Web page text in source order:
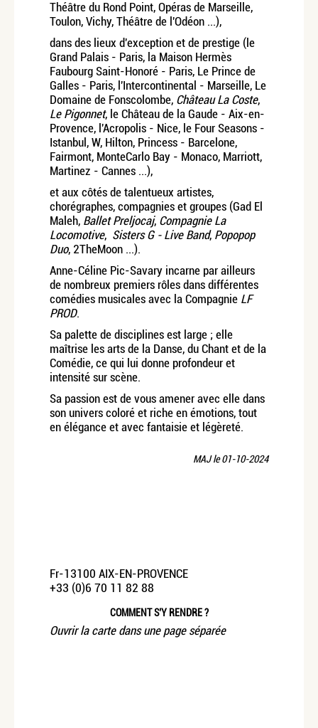
Théâtre du Rond Point, Opéras de Marseille,
Toulon, Vichy, Théâtre de l'Odéon ...),
dans des lieux d'exception et de prestige (le
Grand Palais - Paris, la Maison Hermès
Faubourg Saint-Honoré - Paris, Le Prince de
Galles - Paris, l'Intercontinental - Marseille, Le
Domaine de Fonscolombe, Château La Coste,
Le Pigonnet, le Château de la Gaude - Aix-en-
Provence, l'Acropolis - Nice, le Four Seasons -
Istanbul, W, Hilton, Princess - Barcelone,
Fairmont, MonteCarlo Bay - Monaco, Marriott,
Martinez - Cannes ...),
et aux côtés de talentueux artistes,
chorégraphes, compagnies et groupes (Gad El
Maleh, Ballet Preljocaj, Compagnie La
Locomotive, Sisters G - Live Band, Popopop
Duo, 2TheMoon ...).
Anne-Céline Pic-Savary incarne par ailleurs
de nombreux premiers rôles dans différentes
comédies musicales avec la Compagnie LF
PROD.
Sa palette de disciplines est large ; elle
maîtrise les arts de la Danse, du Chant et de la
Comédie, ce qui lui donne profondeur et
intensité sur scène.
Sa passion est de vous amener avec elle dans
son univers coloré et riche en émotions, tout
en élégance et avec fantaisie et légèreté.
MAJ le 01-10-2024
Fr-13100 AIX-EN-PROVENCE
+33 (0)6 70 11 82 88
COMMENT S’Y RENDRE ?
Ouvrir la carte dans une page séparée